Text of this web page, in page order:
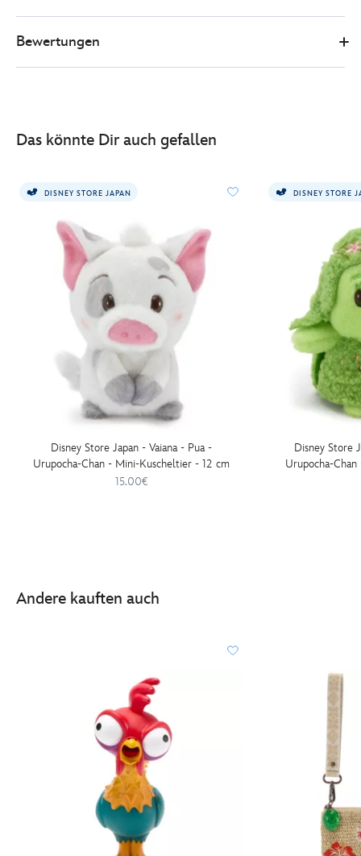
kuscheltier-
415161348890.html
http://schema.org/InStock
Bewertungen
Das könnte Dir auch gefallen
DISNEY STORE JAPAN
Disney Store Japan - Vaiana - Pua -
Urupocha-Chan - Mini-Kuscheltier - 12 cm
15.00€
DISNEY STORE
Disney Store
Urupocha-
Andere kauften auch